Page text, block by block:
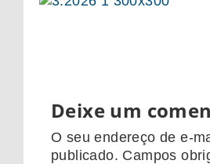
Deixe um
O seu endereço de e-
publicado. Campos